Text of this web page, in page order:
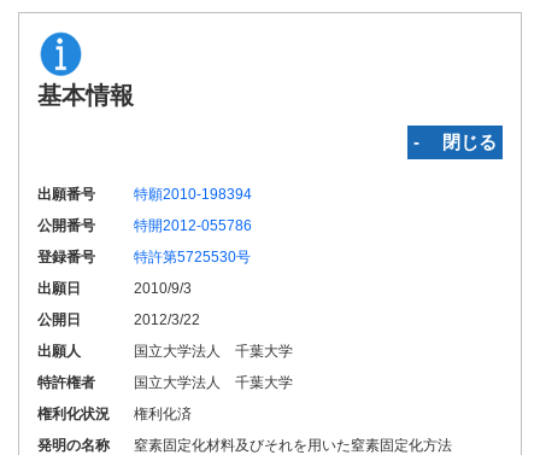
基本情報
‐ 閉じる
出願番号
特願2010-198394
公開番号
特開2012-055786
登録番号
特許第5725530号
出願日
2010/9/3
公開日
2012/3/22
出願人
国立大学法人 千葉大学
特許権者
国立大学法人 千葉大学
権利化状況
権利化済
発明の名称
窒素固定化材料及びそれを用いた窒素固定化方法